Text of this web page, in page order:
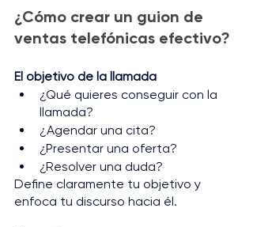
¿Cómo crear un guion de
ventas telefónicas efectivo?
El objetivo de la llamada
¿Qué quieres conseguir con la
llamada?
¿Agendar una cita?
¿Presentar una oferta?
¿Resolver una duda?
Define claramente tu objetivo y
enfoca tu discurso hacia él.